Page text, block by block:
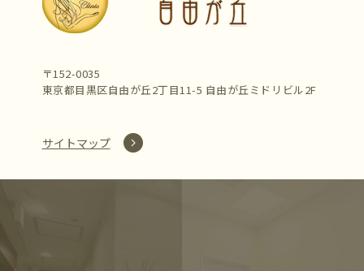
〒152-0035
東京都目黒区自由が丘2丁目11-5 自由が丘ミドリビル2F
サイトマップ